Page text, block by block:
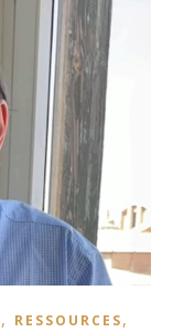
, RESSOURCES,